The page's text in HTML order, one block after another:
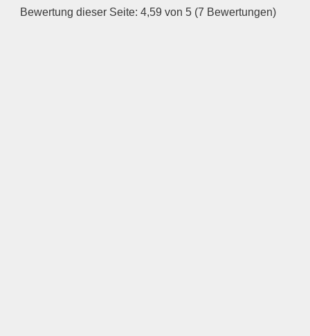
—
Bewertung dieser Seite: 4,59 von 5 (7 Bewertungen)